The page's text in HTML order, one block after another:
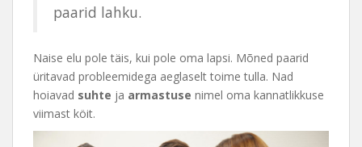
paarid lahku.
Naise elu pole täis, kui pole oma lapsi. Mõned paarid
üritavad probleemidega aeglaselt toime tulla. Nad
hoiavad suhte ja armastuse nimel oma kannatlikkuse
viimast köit.